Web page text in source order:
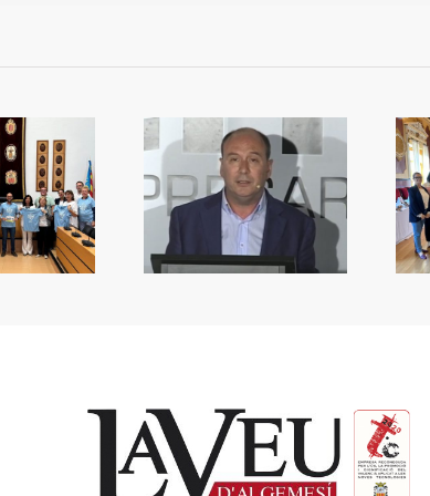
de Andreu
Alberola
Premis de la Ruta de la